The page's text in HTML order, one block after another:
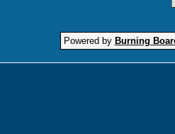
Powered by Burning